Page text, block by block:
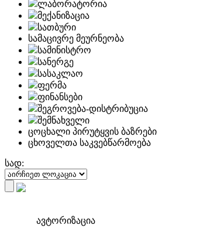
ლაბორატორია
მექანიზაცია
სათბური
სამაცივრე მეურნეობა
სამინისტრო
სანერგე
სასაკლაო
ფერმა
ფინანსები
შეგროვება-დისტრიბუცია
შემნახველი
ცოცხალი პირუტყვის ბაზრები
ცხოველთა საკვებწარმოება
სად:
ავტორიზაცია